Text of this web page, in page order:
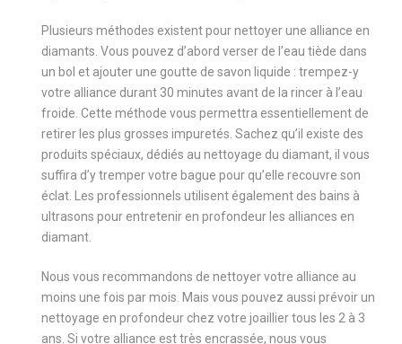
Plusieurs méthodes existent pour nettoyer une alliance en
diamants. Vous pouvez d’abord verser de l’eau tiède dans
un bol et ajouter une goutte de savon liquide : trempez-y
votre alliance durant 30 minutes avant de la rincer à l’eau
froide. Cette méthode vous permettra essentiellement de
retirer les plus grosses impuretés. Sachez qu’il existe des
produits spéciaux, dédiés au nettoyage du diamant, il vous
suffira d’y tremper votre bague pour qu’elle recouvre son
éclat. Les professionnels utilisent également des bains à
ultrasons pour entretenir en profondeur les alliances en
diamant.
Nous vous recommandons de nettoyer votre alliance au
moins une fois par mois. Mais vous pouvez aussi prévoir un
nettoyage en profondeur chez votre joaillier tous les 2 à 3
ans. Si votre alliance est très encrassée, nous vous